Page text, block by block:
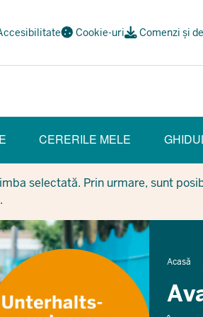
Cookie-uri Comenzi și
CERERILE MELE
selectată. Prin urmare, sunt
Acasă